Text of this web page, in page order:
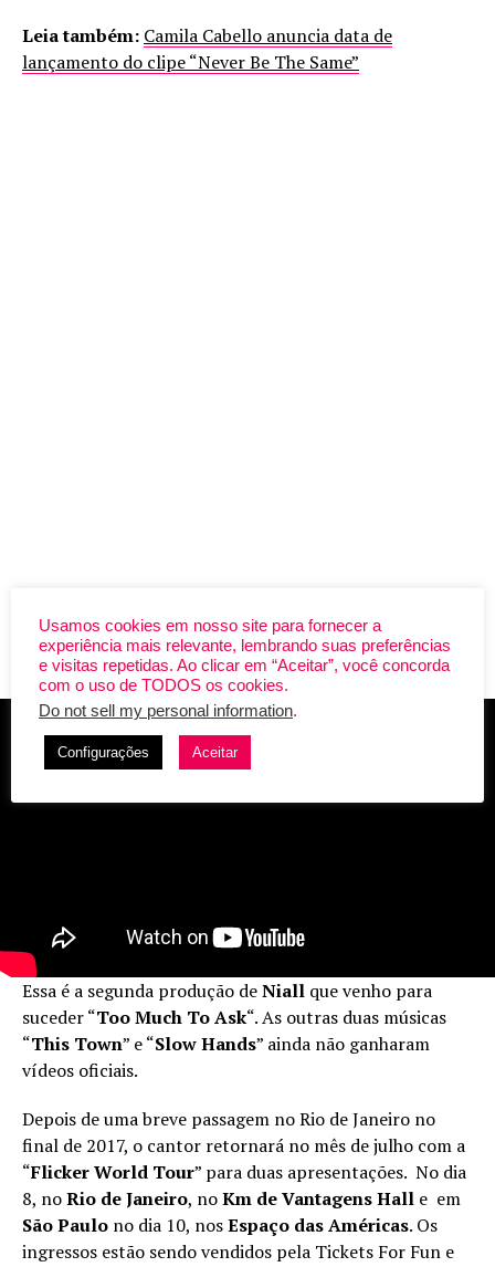
Leia também: Camila Cabello anuncia data de
lançamento do clipe “Never Be The Same”
Assista “On The Loose”:
Essa é a segunda produção deNiall que venho para
suceder “Too Much To Ask“. As outras duas músicas
“This Town” e “Slow Hands” ainda não ganharam
vídeos oficiais.
Depois de uma breve passagem no Rio de Janeiro no
final de 2017, o cantor retornará no mês de julho com a
“Flicker World Tour” para duas apresentações. No dia
8, noRio de Janeiro, noKm de Vantagens Hall e em
São Paulo no dia 10, nosEspaço das Américas. Os
ingressos estão sendo vendidos pela Tickets For Fun e
Usamos cookies em nosso site para fornecer a
experiência mais relevante, lembrando suas preferências
e visitas repetidas. Ao clicar em “Aceitar”, você concorda
com o uso de TODOS os cookies.
Do not sell my personal information.
Configurações Aceitar